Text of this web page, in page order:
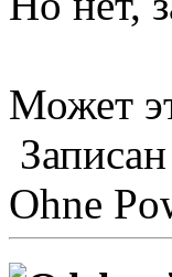
Может
Записан
Ohne